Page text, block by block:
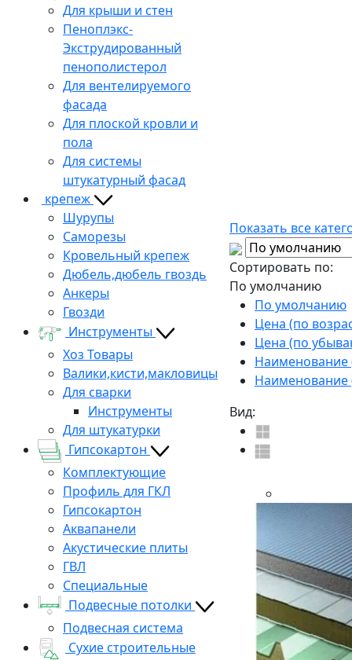
Для крыши и стен
Пеноплэкс-
Экструдированный
пенополистерол
Для вентелируемого
фасада
Для плоской кровли и
пола
Для системы
штукатурный фасад
крепеж
Шурупы
Саморезы
Кровельный крепеж
Дюбель,дюбель гвоздь
Анкеры
Гвозди
Инструменты
Хоз Товары
Валики,кисти,макловицы
Для сварки
Инструменты
Для штукатурки
Гипсокартон
Комплектующие
Профиль для ГКЛ
Гипсокартон
Аквапанели
Акустические плиты
ГВЛ
Специальные
Подвесные потолки
Подвесная система
Сухие строительные
Показать все
Сортировать по:
По умолчанию
По умолчанию
Цена (по
Цена (по
Наименование
Наименование
Вид: